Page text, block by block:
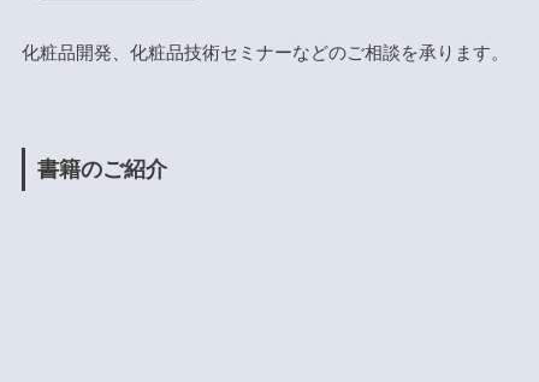
化粧品開発、化粧品技術セミナーなどのご相談を承ります。
書籍のご紹介